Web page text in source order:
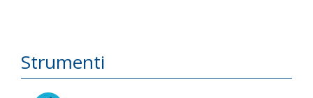
Strumenti